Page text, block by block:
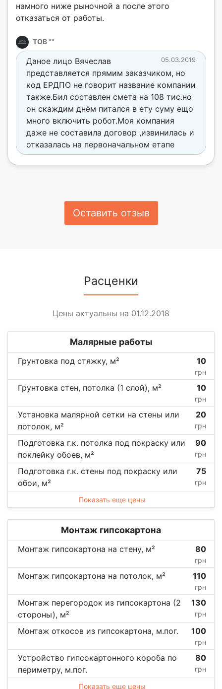
намного ниже рыночной а после этого
отказаться от работы.
ТОВ ""
05.03.2019
Даное лицо Вячеслав
представляется прямим заказчиком, но
код ЕРДПО не говорит название компании
также.Бил составлен смета на 108 тис.но
он скаждим днём питался в ету суму ещо
много включить робот.Моя компания
даже не составила договор ,извинилась и
отказалась на первоначальном етапе
Оставить отзыв
Расценки
Цены актуальны на 01.12.2018
Малярные работы
Грунтовка под стяжку, м² 10
грн
Грунтовка стен, потолка (1 слой), м² 10
грн
Установка малярной сетки на стены или
потолок, м²
20
грн
Подготовка г.к. потолка под покраску или
поклейку обоев, м²
90
грн
Подготовка г.к. стены под покраску или
обои, м²
75
грн
Показать еще цены
Монтаж гипсокартона
Монтаж гипсокартона на стену, м² 80
грн
Монтаж гипсокартона на потолок, м² 110
грн
Монтаж перегородок из гипсокартона (2
стороны), м²
130
грн
Монтаж откосов из гипсокартона, м.пог. 100
грн
Устройство гипсокартонного короба по
периметру, м.пог.
80
грн
Показать еще цены